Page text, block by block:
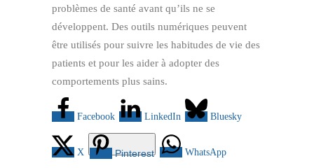
problèmes de santé avant qu’ils ne se
développent. Des outils numériques peuvent
être utilisés pour suivre les habitudes de vie des
patients et pour les aider à adopter des
comportements plus sains.
Facebook LinkedIn Bluesky
X Pinterest WhatsApp